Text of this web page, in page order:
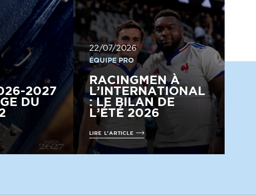
2027
DU
22/07/2026
ÉQUIPE PRO
RACINGMEN À
L’INTERNATIONAL
: LE BILAN DE
L’ÉTÉ 2026
LIRE L'ARTICLE